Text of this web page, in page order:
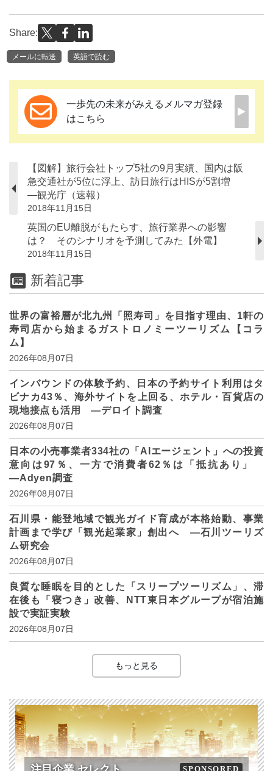
Share:
メールに転送 英語で読む
一歩先の未来がみえるメルマガ登録
はこちら
【図解】旅行会社トップ5社の9月実績、国内は阪
急交通社が5位に浮上、訪日旅行はHISが5割増
―観光庁（速報）
2018年11月15日
英国のEU離脱がもたらす、旅行業界への影響
は？ そのシナリオを予測してみた【外電】
2018年11月15日
新着記事
世界の富裕層が北九州「照寿司」を目指す理由、1軒の
寿司店から始まるガストロノミーツーリズム【コラ
ム】
2026年08月07日
インバウンドの体験予約、日本の予約サイト利用はタ
ビナカ43％、海外サイトを上回る、ホテル・百貨店の
現地接点も活用 ―デロイト調査
2026年08月07日
日本の小売事業者334社の「AIエージェント」への投資
意向は97％、一方で消費者62％は「抵抗あり」
―Adyen調査
2026年08月07日
石川県・能登地域で観光ガイド育成が本格始動、事業
計画まで学び「観光起業家」創出へ ―石川ツーリズ
ム研究会
2026年08月07日
良質な睡眠を目的とした「スリープツーリズム」、滞
在後も「寝つき」改善、NTT東日本グループが宿泊施
設で実証実験
2026年08月07日
もっと見る
SPONSORED